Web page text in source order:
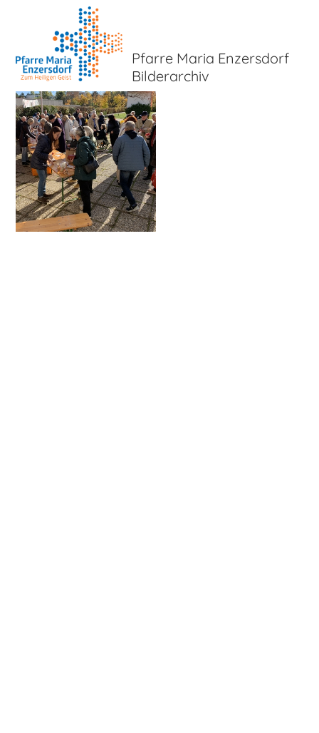
Pfarre Maria Enzersdorf
Bilderarchiv